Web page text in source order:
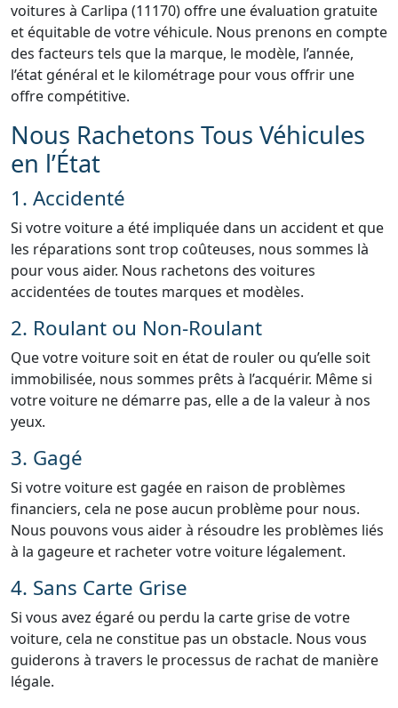
voitures à Carlipa (11170) offre une évaluation gratuite
et équitable de votre véhicule. Nous prenons en compte
des facteurs tels que la marque, le modèle, l’année,
l’état général et le kilométrage pour vous offrir une
offre compétitive.
Nous Rachetons Tous Véhicules
en l’État
1. Accidenté
Si votre voiture a été impliquée dans un accident et que
les réparations sont trop coûteuses, nous sommes là
pour vous aider. Nous rachetons des voitures
accidentées de toutes marques et modèles.
2. Roulant ou Non-Roulant
Que votre voiture soit en état de rouler ou qu’elle soit
immobilisée, nous sommes prêts à l’acquérir. Même si
votre voiture ne démarre pas, elle a de la valeur à nos
yeux.
3. Gagé
Si votre voiture est gagée en raison de problèmes
financiers, cela ne pose aucun problème pour nous.
Nous pouvons vous aider à résoudre les problèmes liés
à la gageure et racheter votre voiture légalement.
4. Sans Carte Grise
Si vous avez égaré ou perdu la carte grise de votre
voiture, cela ne constitue pas un obstacle. Nous vous
guiderons à travers le processus de rachat de manière
légale.